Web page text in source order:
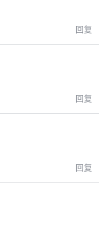
回复
回复
回复